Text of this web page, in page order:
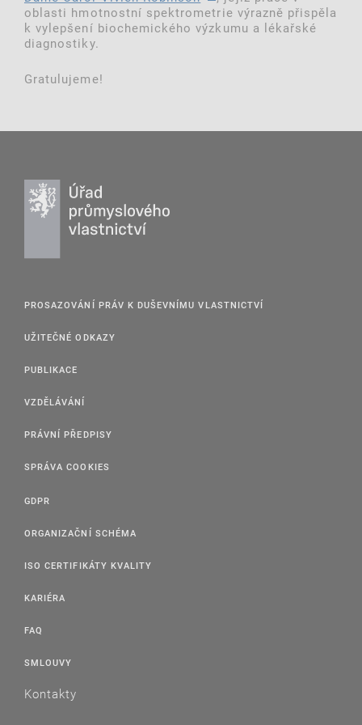
oblasti hmotnostní spektrometrie výrazně přispěla
k vylepšení biochemického výzkumu a lékařské
diagnostiky.
Gratulujeme!
PROSAZOVÁNÍ PRÁV K DUŠEVNÍMU VLASTNICTVÍ
UŽITEČNÉ ODKAZY
PUBLIKACE
VZDĚLÁVÁNÍ
PRÁVNÍ PŘEDPISY
SPRÁVA COOKIES
GDPR
ORGANIZAČNÍ SCHÉMA
ISO CERTIFIKÁTY KVALITY
KARIÉRA
FAQ
SMLOUVY
Kontakty